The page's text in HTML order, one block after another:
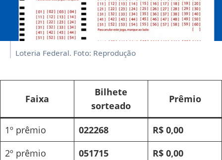
Loteria Federal. Foto: Reprodução
Faixa
Bilhete
sorteado
Prêmio
1º prêmio 022268
R$ 0,00
2º prêmio
051715
R$ 0,00